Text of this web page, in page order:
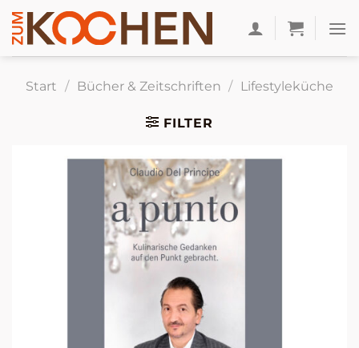
Zum
Inhalt
springen
Start / Bücher & Zeitschriften / Lifestyleküche
FILTER